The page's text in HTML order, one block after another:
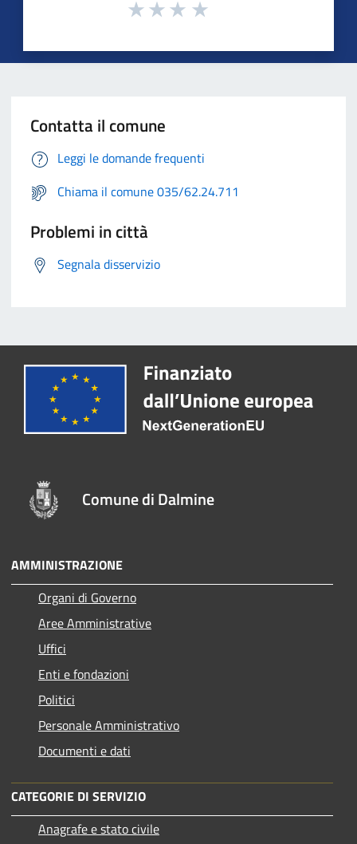
Contatta il comune
Leggi le domande frequenti
Chiama il comune 035/62.24.711
Problemi in città
Segnala disservizio
Comune di Dalmine
AMMINISTRAZIONE
Organi di Governo
Aree Amministrative
Uffici
Enti e fondazioni
Politici
Personale Amministrativo
Documenti e dati
CATEGORIE DI SERVIZIO
Anagrafe e stato civile